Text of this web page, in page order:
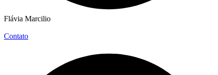
Flávia Marcilio
Contato